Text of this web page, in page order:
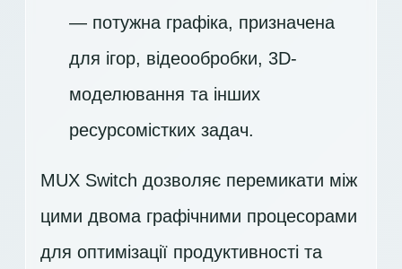
— потужна графіка, призначена
для ігор, відеообробки, 3D-
моделювання та інших
ресурсомістких задач.
MUX Switch дозволяє перемикати між
цими двома графічними процесорами
для оптимізації продуктивності та